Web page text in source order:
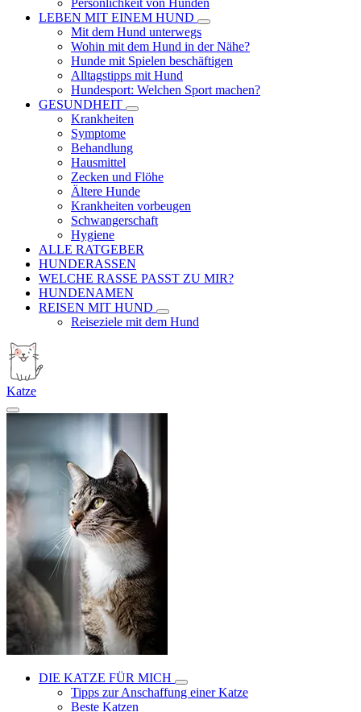
Persönlichkeit von Hunden
LEBEN MIT EINEM HUND
Mit dem Hund unterwegs
Wohin mit dem Hund in der Nähe?
Hunde mit Spielen beschäftigen
Alltagstipps mit Hund
Hundesport: Welchen Sport machen?
GESUNDHEIT
Krankheiten
Symptome
Behandlung
Hausmittel
Zecken und Flöhe
Ältere Hunde
Krankheiten vorbeugen
Schwangerschaft
Hygiene
ALLE RATGEBER
HUNDERASSEN
WELCHE RASSE PASST ZU MIR?
HUNDENAMEN
REISEN MIT HUND
Reiseziele mit dem Hund
Katze
DIE KATZE FÜR MICH
Tipps zur Anschaffung einer Katze
Beste Katzen